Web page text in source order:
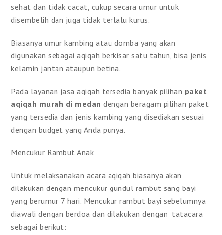
sehat dan tidak cacat, cukup secara umur untuk
disembelih dan juga tidak terlalu kurus.
Biasanya umur kambing atau domba yang akan
digunakan sebagai aqiqah berkisar satu tahun, bisa jenis
kelamin jantan ataupun betina.
Pada layanan jasa aqiqah tersedia banyak pilihan paket
aqiqah murah di medandengan beragam pilihan paket
yang tersedia dan jenis kambing yang disediakan sesuai
dengan budget yang Anda punya.
Mencukur Rambut Anak
Untuk melaksanakan acara aqiqah biasanya akan
dilakukan dengan mencukur gundul rambut sang bayi
yang berumur 7 hari. Mencukur rambut bayi sebelumnya
diawali dengan berdoa dan dilakukan dengan tatacara
sebagai berikut: